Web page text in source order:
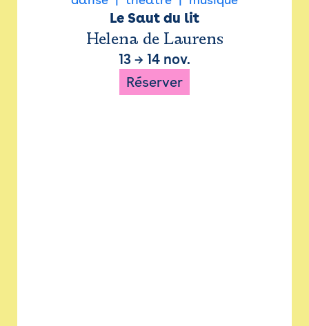
Le Saut du lit
Helena de Laurens
13 → 14 nov.
Réserver